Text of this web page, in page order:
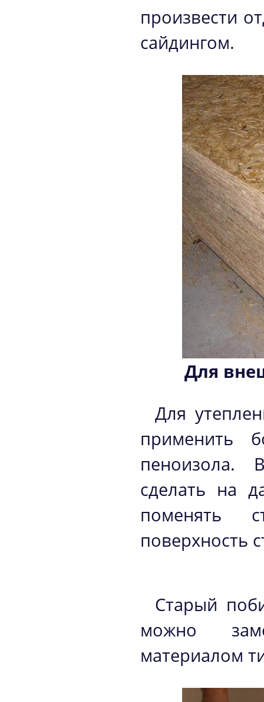
произвести
сайдингом.
Для
Для
применить
пеноизола.
сделать на
поменять
поверхность
Старый
можно
материалом